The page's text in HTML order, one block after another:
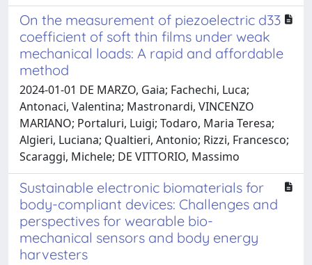
On the measurement of piezoelectric d33
coefficient of soft thin films under weak
mechanical loads: A rapid and affordable
method
2024-01-01 DE MARZO, Gaia; Fachechi, Luca;
Antonaci, Valentina; Mastronardi, VINCENZO
MARIANO; Portaluri, Luigi; Todaro, Maria Teresa;
Algieri, Luciana; Qualtieri, Antonio; Rizzi, Francesco;
Scaraggi, Michele; DE VITTORIO, Massimo
Sustainable electronic biomaterials for
body-compliant devices: Challenges and
perspectives for wearable bio-
mechanical sensors and body energy
harvesters